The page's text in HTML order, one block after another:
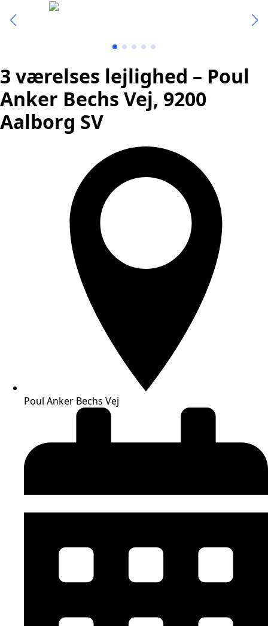
3 værelses lejlighed – Poul
Anker Bechs Vej, 9200
Aalborg SV
Poul Anker Bechs Vej